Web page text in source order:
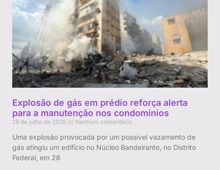
Explosão de gás em prédio reforça alerta
para a manutenção nos condomínios
28 de julho de 2026 Nenhum comentário
Uma explosão provocada por um possível vazamento de
gás atingiu um edifício no Núcleo Bandeirante, no Distrito
Federal, em 28